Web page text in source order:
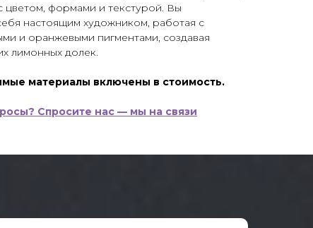
цветом, формами и текстурой. Вы
настоящим художником, работая с
и оранжевыми пигментами, создавая
лимонных долек.
материалы включены в стоимость.
Спросите нас — мы на связи